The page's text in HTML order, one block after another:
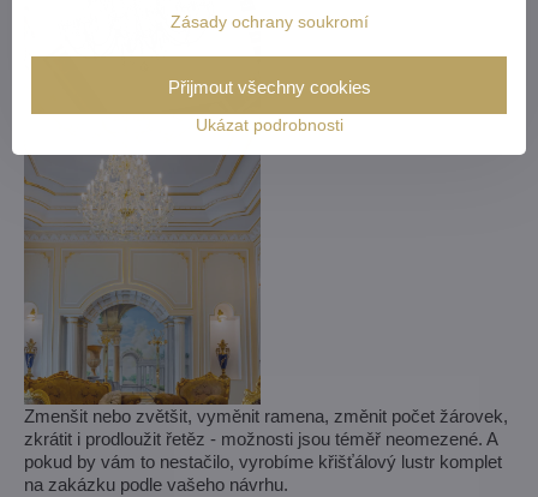
Zmenšit nebo zvětšit, vyměnit ramena, změnit počet žárovek,
zkrátit i prodloužit řetěz - možnosti jsou téměř neomezené. A
pokud by vám to nestačilo, vyrobíme křišťálový lustr komplet
na zakázku podle vašeho návrhu.
Zásady ochrany soukromí
Ukázat podrobnosti
Přijmout všechny cookies